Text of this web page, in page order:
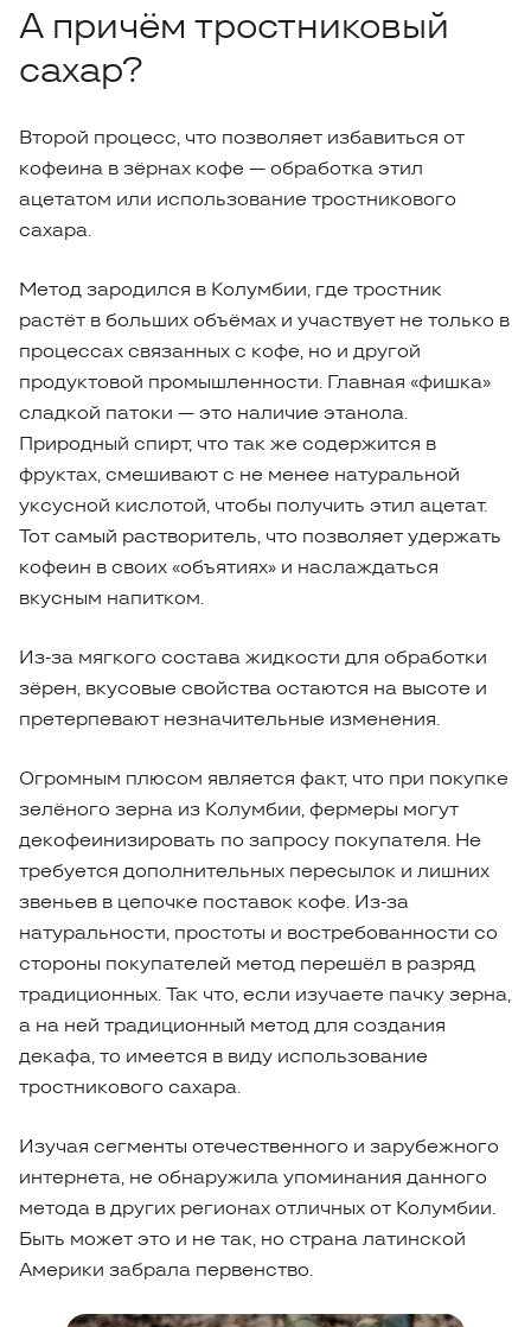
А причём тростниковый
сахар?
Второй процесс, что позволяет избавиться от
кофеина в зёрнах кофе — обработка этил
ацетатом или использование тростникового
сахара.
Метод зародился в Колумбии, где тростник
растёт в больших объёмах и участвует не только в
процессах связанных с кофе, но и другой
продуктовой промышленности. Главная «фишка»
сладкой патоки — это наличие этанола.
Природный спирт, что так же содержится в
фруктах, смешивают с не менее натуральной
уксусной кислотой, чтобы получить этил ацетат.
Тот самый растворитель, что позволяет удержать
кофеин в своих «объятиях» и наслаждаться
вкусным напитком.
Из-за мягкого состава жидкости для обработки
зёрен, вкусовые свойства остаются на высоте и
претерпевают незначительные изменения.
Огромным плюсом является факт, что при покупке
зелёного зерна из Колумбии, фермеры могут
декофеинизировать по запросу покупателя. Не
требуется дополнительных пересылок и лишних
звеньев в цепочке поставок кофе. Из-за
натуральности, простоты и востребованности со
стороны покупателей метод перешёл в разряд
традиционных. Так что, если изучаете пачку зерна,
а на ней традиционный метод для создания
декафа, то имеется в виду использование
тростникового сахара.
Изучая сегменты отечественного и зарубежного
интернета, не обнаружила упоминания данного
метода в других регионах отличных от Колумбии.
Быть может это и не так, но страна латинской
Америки забрала первенство.